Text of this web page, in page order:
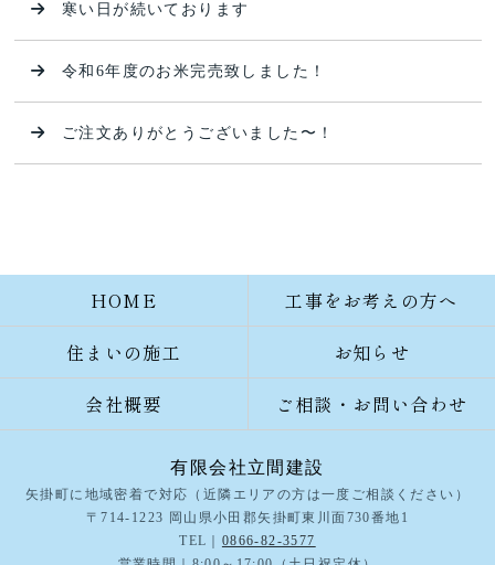
寒い日が続いております
令和6年度のお米完売致しました！
ご注文ありがとうございました〜！
HOME
工事をお考えの方へ
住まいの施工
お知らせ
会社概要
ご相談・お問い合わせ
有限会社立間建設
矢掛町に地域密着で対応（近隣エリアの方は一度ご相談ください）
〒714-1223 岡山県小田郡矢掛町東川面730番地1
TEL｜ 0866-82-3577